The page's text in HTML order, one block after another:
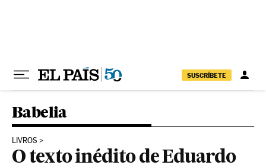
SUSCRÍBETE
Babelia
LIVROS
O texto inédito de Eduardo